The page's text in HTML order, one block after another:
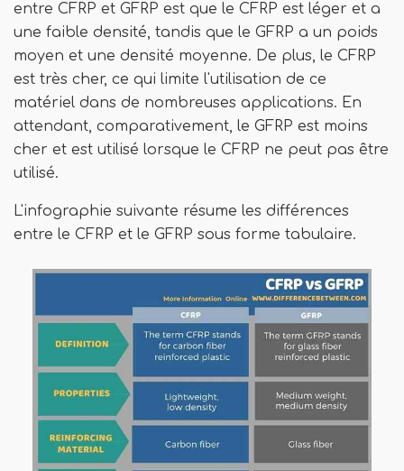
entre CFRP et GFRP est que le CFRP est léger et a
une faible densité, tandis que le GFRP a un poids
moyen et une densité moyenne. De plus, le CFRP
est très cher, ce qui limite l'utilisation de ce
matériel dans de nombreuses applications. En
attendant, comparativement, le GFRP est moins
cher et est utilisé lorsque le CFRP ne peut pas être
utilisé.
L'infographie suivante résume les différences
entre le CFRP et le GFRP sous forme tabulaire.